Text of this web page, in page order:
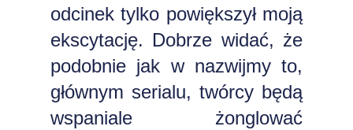
odcinek tylko powiększył moją
ekscytację. Dobrze widać, że
podobnie jak w nazwijmy to,
głównym serialu, twórcy będą
wspaniale żonglować